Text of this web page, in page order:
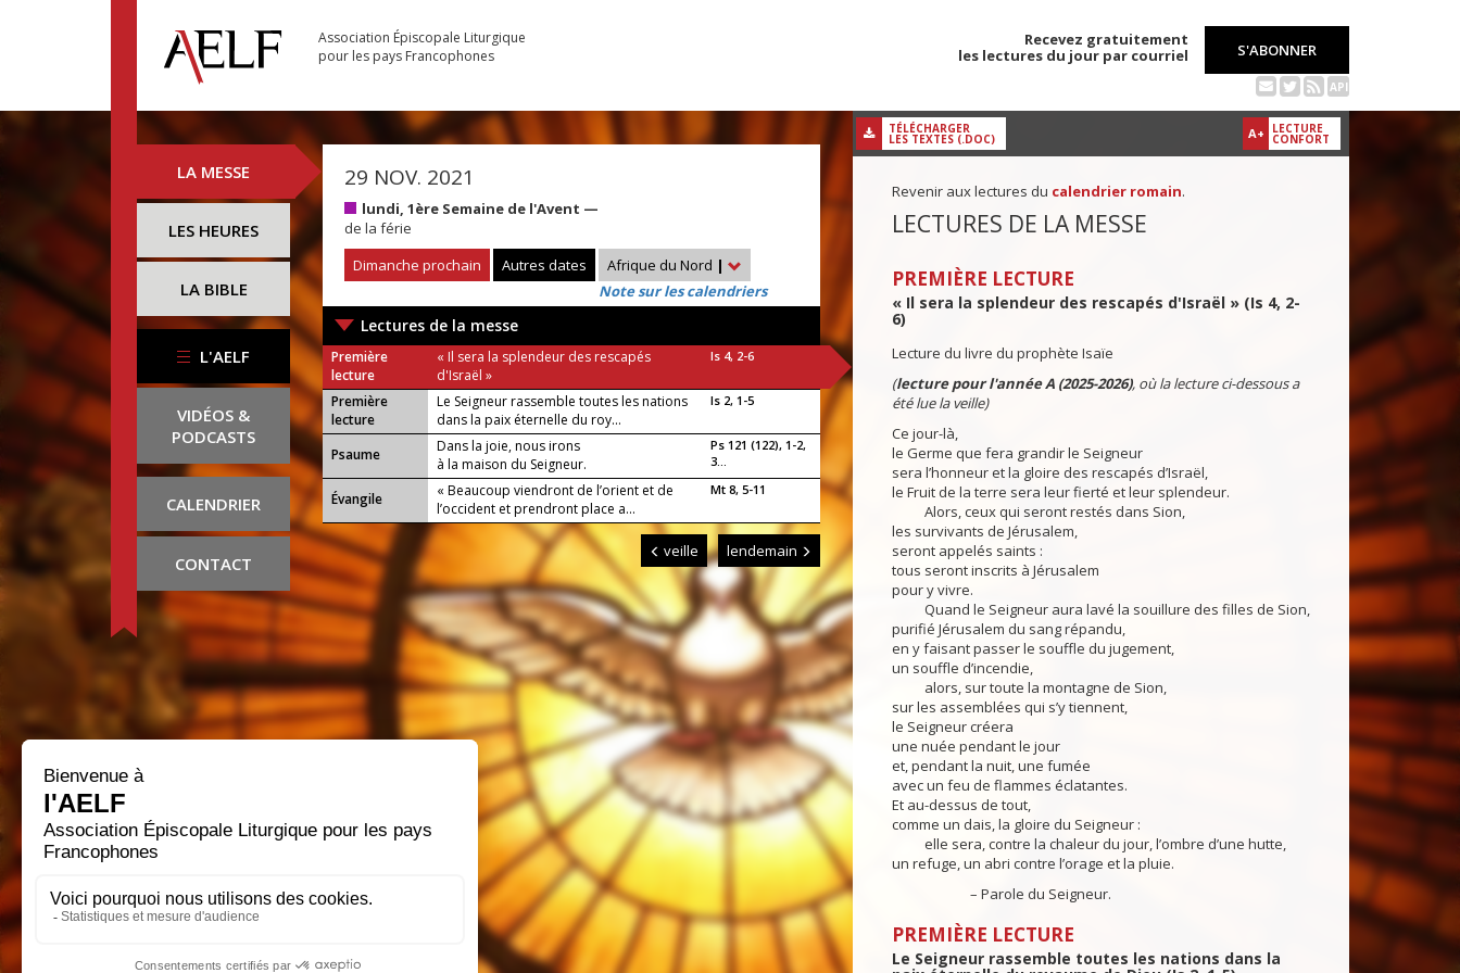
Association Épiscopale Liturgique
pour les pays Francophones
Recevez gratuitement
les lectures du jour par courriel
S'ABONNER
API
LA MESSE
LES HEURES
LA BIBLE
L'AELF
VIDÉOS &
PODCASTS
CALENDRIER
CONTACT
29 NOV. 2021
lundi, 1ère Semaine de l'Avent —
de la férie
Dimanche prochain
Autres dates Afrique du Nord |
Note sur les calendriers
Lectures de la messe
Première
lecture
« Il sera la splendeur des rescapés
d'Israël »
Is 4, 2-6
Première
lecture
Le Seigneur rassemble toutes les nations
dans la paix éternelle du roy...
Is 2, 1-5
Psaume
Dans la joie, nous irons
à la maison du Seigneur.
Ps 121 (122), 1-2,
3...
Évangile
« Beaucoup viendront de l’orient et de
l’occident et prendront place a...
Mt 8, 5-11
veille lendemain
A+ LECTURE
CONFORT
TÉLÉCHARGER
LES TEXTES (.DOC)
Revenir aux lectures du calendrier romain.
LECTURES DE LA MESSE
PREMIÈRE LECTURE
« Il sera la splendeur des rescapés d'Israël » (Is 4, 2-
6)
Lecture du livre du prophète Isaïe
(lecture pour l'année A (2025-2026), où la lecture ci-dessous a
été lue la veille)
Ce jour-là,
le Germe que fera grandir le Seigneur
sera l’honneur et la gloire des rescapés d’Israël,
le Fruit de la terre sera leur fierté et leur splendeur.
Alors, ceux qui seront restés dans Sion,
les survivants de Jérusalem,
seront appelés saints :
tous seront inscrits à Jérusalem
pour y vivre.
Quand le Seigneur aura lavé la souillure des filles de Sion,
purifié Jérusalem du sang répandu,
en y faisant passer le souffle du jugement,
un souffle d’incendie,
alors, sur toute la montagne de Sion,
sur les assemblées qui s’y tiennent,
le Seigneur créera
une nuée pendant le jour
et, pendant la nuit, une fumée
avec un feu de flammes éclatantes.
Et au-dessus de tout,
comme un dais, la gloire du Seigneur :
elle sera, contre la chaleur du jour, l’ombre d’une hutte,
un refuge, un abri contre l’orage et la pluie.
– Parole du Seigneur.
PREMIÈRE LECTURE
Le Seigneur rassemble toutes les nations dans la